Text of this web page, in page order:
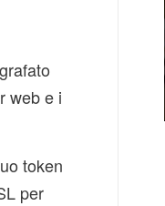
web e i
token
per